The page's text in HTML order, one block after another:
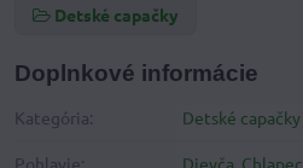
Detské capačky
Doplnkové informácie
Kategória: Detské capačky
Pohlavie: Dievča, Chlapec